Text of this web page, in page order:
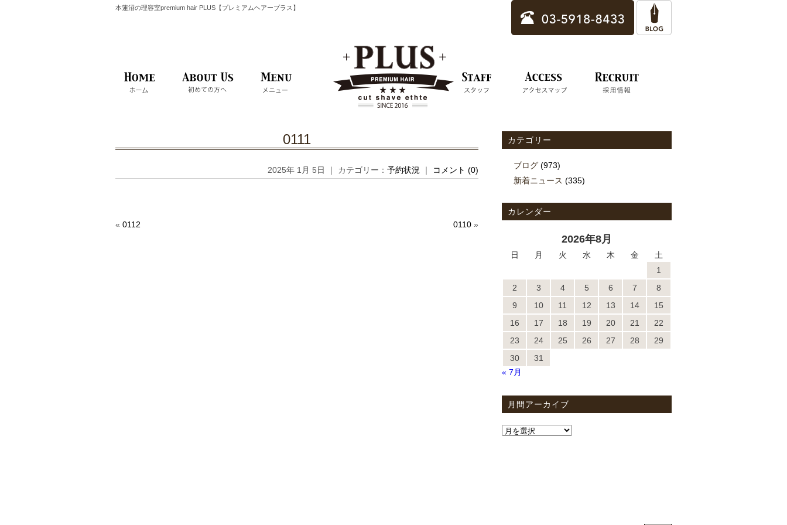
本蓮沼の理容室premium hair PLUS【プレミアムヘアープラス】
0111
2025年 1月 5日 ｜ カテゴリー： 予約状況 ｜ コメント (0)
« 0112 0110 »
カテゴリー
ブログ (973)
新着ニュース (335)
カレンダー
2026年8月
日 月 火 水 木 金
土
1
2
3 4 5 6 7
8
9
10 11 12 13 14
15
16
17 18 19 20 21
22
23
24 25 26 27 28
29
30
31
« 7月
月間アーカイブ